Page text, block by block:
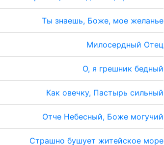
Ты знаешь, Боже, мое желанье
Милосердный Отец
О, я грешник бедный
Как овечку, Пастырь сильный
Отче Небесный, Боже могучий
Страшно бушует житейское море